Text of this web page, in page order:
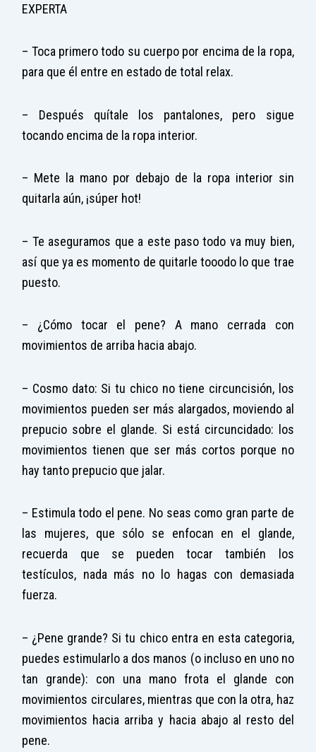
EXPERTA
– Toca primero todo su cuerpo por encima de la ropa,
para que él entre en estado de total relax.
– Después quítale los pantalones, pero sigue
tocando encima de la ropa interior.
– Mete la mano por debajo de la ropa interior sin
quitarla aún, ¡súper hot!
– Te aseguramos que a este paso todo va muy bien,
así que ya es momento de quitarle tooodo lo que trae
puesto.
– ¿Cómo tocar el pene? A mano cerrada con
movimientos de arriba hacia abajo.
– Cosmo dato: Si tu chico no tiene circuncisión, los
movimientos pueden ser más alargados, moviendo al
prepucio sobre el glande. Si está circuncidado: los
movimientos tienen que ser más cortos porque no
hay tanto prepucio que jalar.
– Estimula todo el pene. No seas como gran parte de
las mujeres, que sólo se enfocan en el glande,
recuerda que se pueden tocar también los
testículos, nada más no lo hagas con demasiada
fuerza.
– ¿Pene grande? Si tu chico entra en esta categoria,
puedes estimularlo a dos manos (o incluso en uno no
tan grande): con una mano frota el glande con
movimientos circulares, mientras que con la otra, haz
movimientos hacia arriba y hacia abajo al resto del
pene.